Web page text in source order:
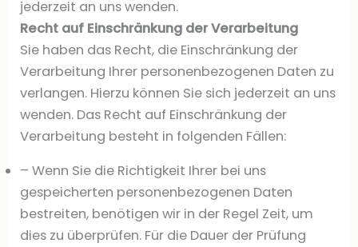
jederzeit an uns wenden.
Recht auf Einschränkung der Verarbeitung
Sie haben das Recht, die Einschränkung der
Verarbeitung Ihrer personenbezogenen Daten zu
verlangen. Hierzu können Sie sich jederzeit an uns
wenden. Das Recht auf Einschränkung der
Verarbeitung besteht in folgenden Fällen:
– Wenn Sie die Richtigkeit Ihrer bei uns
gespeicherten personenbezogenen Daten
bestreiten, benötigen wir in der Regel Zeit, um
dies zu überprüfen. Für die Dauer der Prüfung